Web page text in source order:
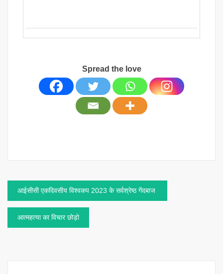
Spread the love
Post
navigation
आईसीसी एकदिवसीय विश्वकप 2023 के सर्वश्रेष्ठ गेंदबाज
आत्महत्या का विचार छोड़ो